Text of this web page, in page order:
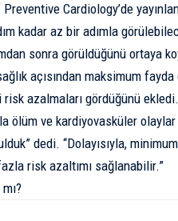
Cardiology’de
kadar az bir adımla
sonra görüldüğünü ortaya
açısından maksimum
azalmaları gördüğünü
ölüm ve kardiyovasküler
dedi. “Dolayısıyla, minimum
risk azaltımı sağlanabilir.”